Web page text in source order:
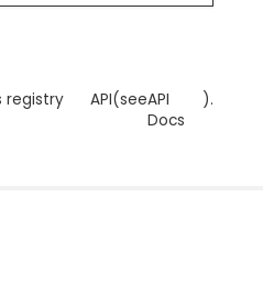
registry
API(seeAPI
Docs
).